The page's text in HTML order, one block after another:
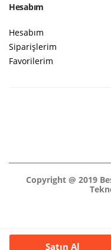
Satın Al
Hesabım
Hesabım
Siparişlerim
Favorilerim
Copyright @ 2019